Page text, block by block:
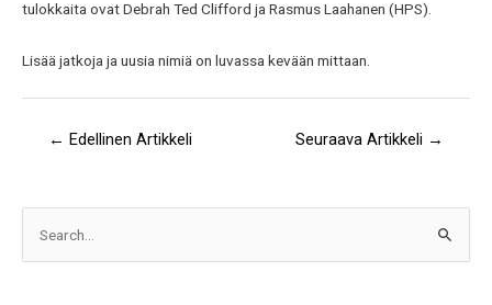
tulokkaita ovat Debrah Ted Clifford ja Rasmus Laahanen (HPS).
Lisää jatkoja ja uusia nimiä on luvassa kevään mittaan.
← Edellinen Artikkeli Seuraava Artikkeli →